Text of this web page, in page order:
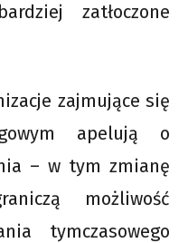
zatłoczone
zajmujące się
apelują o
– w tym zmianę
możliwość
tymczasowego